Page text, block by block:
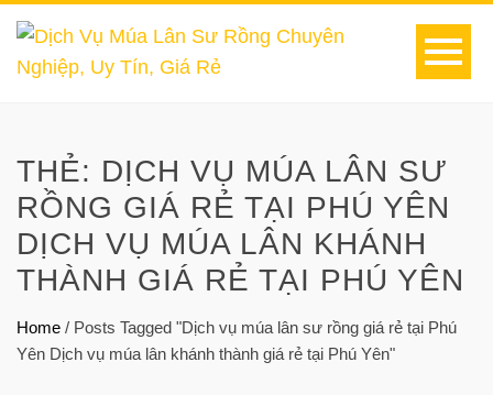
THẺ: DỊCH VỤ MÚA LÂN SƯ
RỒNG GIÁ RẺ TẠI PHÚ YÊN
DỊCH VỤ MÚA LÂN KHÁNH
THÀNH GIÁ RẺ TẠI PHÚ YÊN
Home / Posts Tagged "Dịch vụ múa lân sư rồng giá rẻ tại Phú
Yên Dịch vụ múa lân khánh thành giá rẻ tại Phú Yên"